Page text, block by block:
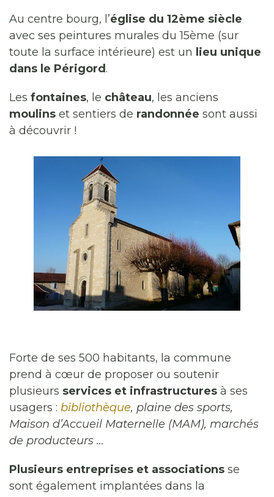
Au centre bourg, l’église du 12ème siècle
avec ses peintures murales du 15ème (sur
toute la surface intérieure) est un lieu unique
dans le Périgord .
Les fontaines, le château, les anciens
moulins et sentiers de randonnée sont aussi
à découvrir !
Forte de ses 500 habitants, la commune
prend à cœur de proposer ou soutenir
plusieurs services et infrastructures à ses
usagers : bibliothèque, plaine des sports,
Maison d’Accueil Maternelle (MAM), marchés
de producteurs …
Plusieurs entreprises et associations se
sont également implantées dans la